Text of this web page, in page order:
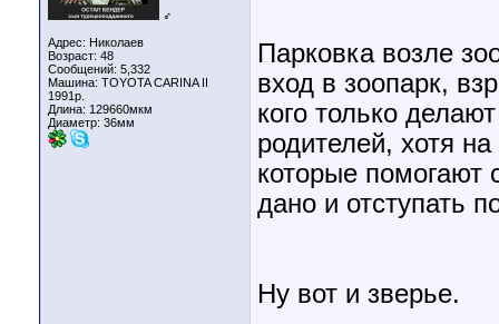
♂
Адрес: Николаев
Возраст: 48
Сообщений: 5,332
Машина: TOYOTA CARINA II
1991р.
Длина: 129660мкм
Диаметр: 36мм
Парковка возле
вход в зоопарк,
кого только
родителей, хотя
которые помогают
дано и отступать
Ну вот и зверье.